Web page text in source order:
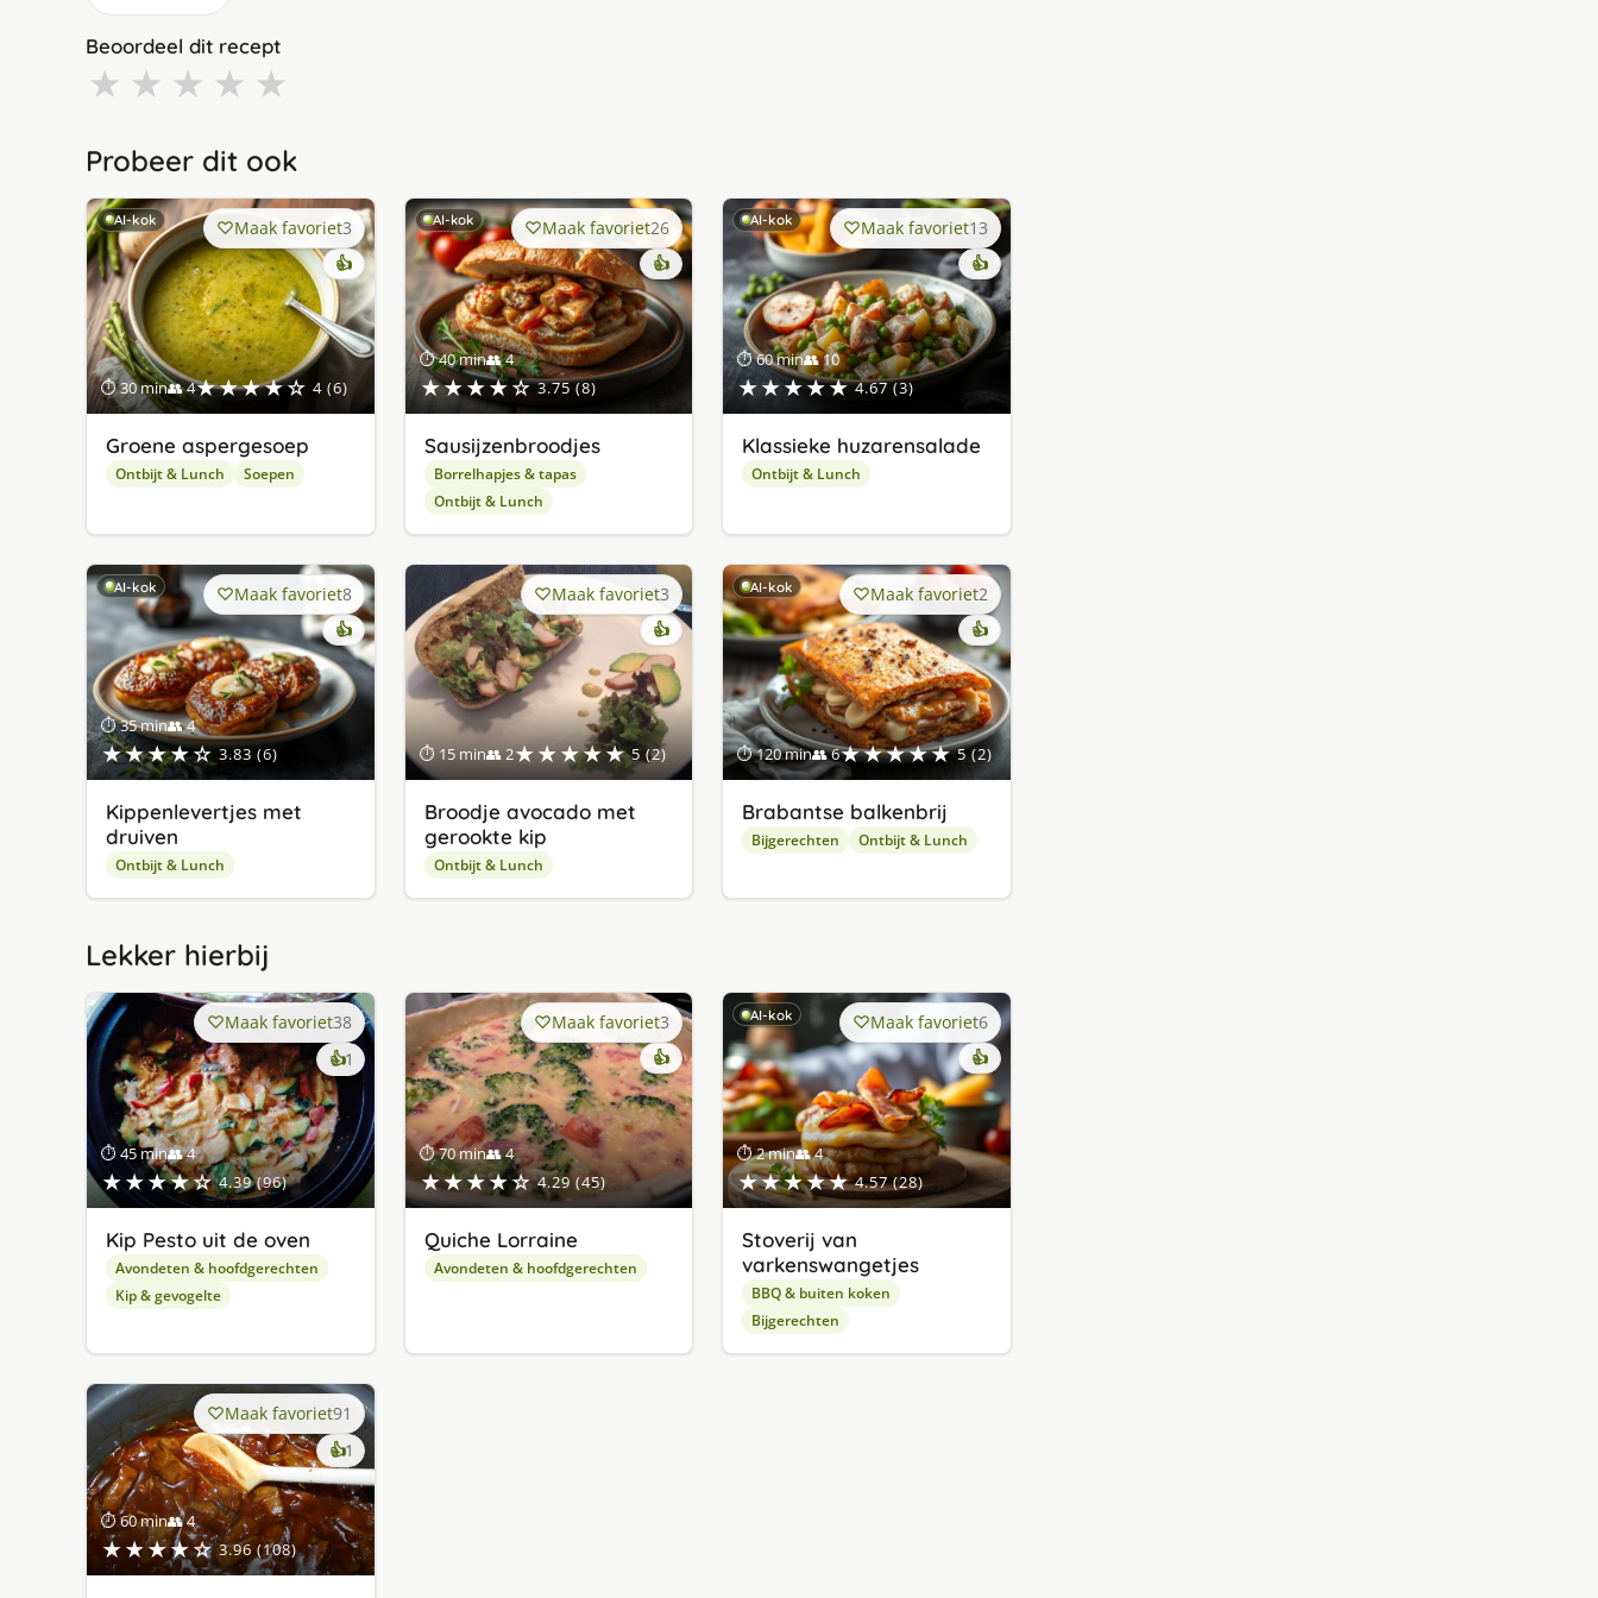
Beoordeel dit recept
★ ★ ★ ★ ★
Probeer dit ook
AI-kok
⏱ 30 min👥 4★★★★☆ 4 (6)
Maak favoriet3
👍
Groene aspergesoep
Ontbijt & Lunch Soepen
AI-kok
⏱ 40 min👥 4
★★★★☆ 3.75 (8)
Maak favoriet26
👍
Sausijzenbroodjes
Borrelhapjes & tapas
Ontbijt & Lunch
AI-kok
⏱ 60 min👥 10
★★★★★ 4.67 (3)
Maak favoriet13
👍
Klassieke huzarensalade
Ontbijt & Lunch
AI-kok
⏱ 35 min👥 4
★★★★☆ 3.83 (6)
Maak favoriet8
👍
Kippenlevertjes met
druiven
Ontbijt & Lunch
⏱ 15 min👥 2★★★★★ 5 (2)
Maak favoriet3
👍
Broodje avocado met
gerookte kip
Ontbijt & Lunch
AI-kok
⏱ 120 min👥 6★★★★★ 5 (2)
Maak favoriet2
👍
Brabantse balkenbrij
Bijgerechten Ontbijt & Lunch
Lekker hierbij
⏱ 45 min👥 4
★★★★☆ 4.39 (96)
Maak favoriet38
👍1keer
lekker
gevonden
Kip Pesto uit de oven
Avondeten & hoofdgerechten
Kip & gevogelte
⏱ 70 min👥 4
★★★★☆ 4.29 (45)
Maak favoriet3
👍
Quiche Lorraine
Avondeten & hoofdgerechten
AI-kok
⏱ 2 min👥 4
★★★★★ 4.57 (28)
Maak favoriet6
👍
Stoverij van
varkenswangetjes
BBQ & buiten koken
Bijgerechten
⏱ 60 min👥 4
★★★★☆ 3.96 (108)
Maak favoriet91
👍1keer
lekker
gevonden